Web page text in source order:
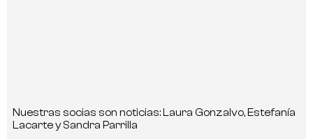
Nuestras socias son noticias: Laura Gonzalvo, Estefanía
Lacarte y Sandra Parrilla